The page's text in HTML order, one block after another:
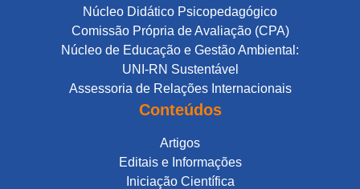
Núcleo Didático Psicopedagógico
Comissão Própria de Avaliação (CPA)
Núcleo de Educação e Gestão Ambiental:
UNI-RN Sustentável
Assessoria de Relações Internacionais
Conteúdos
Artigos
Editais e Informações
Iniciação Científica